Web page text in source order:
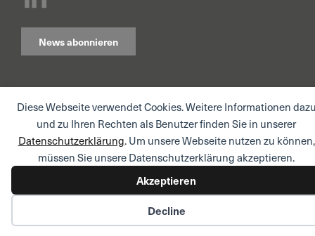
Diese Webseite verwendet Cookies. Weitere Informationen
und zu Ihren Rechten als Benutzer finden Sie in unserer
Datenschutzerklärung. Um unsere Webseite nutzen zu können,
müssen Sie unsere Datenschutzerklärung akzeptieren.
Akzeptieren
Decline
News abonnieren
© AQUILA AG IImpressumIRechtliche Hinweise /
NutzungsbedingungenIDatenschutzerklärungI
Datenschutzerklärung Mitarbeitende und Bewerbende